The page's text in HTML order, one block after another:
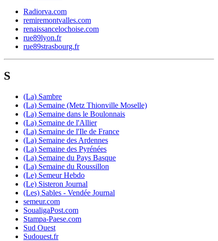
Radiorva.com
remiremontvalles.com
renaissancelochoise.com
rue89lyon.fr
rue89strasbourg.fr
S
(La) Sambre
(La) Semaine (Metz Thionville Moselle)
(La) Semaine dans le Boulonnais
(La) Semaine de l'Allier
(La) Semaine de l'Ile de France
(La) Semaine des Ardennes
(La) Semaine des Pyrénées
(La) Semaine du Pays Basque
(La) Semaine du Roussillon
(Le) Semeur Hebdo
(Le) Sisteron Journal
(Les) Sables - Vendée Journal
semeur.com
SoualigaPost.com
Stampa-Paese.com
Sud Ouest
Sudouest.fr